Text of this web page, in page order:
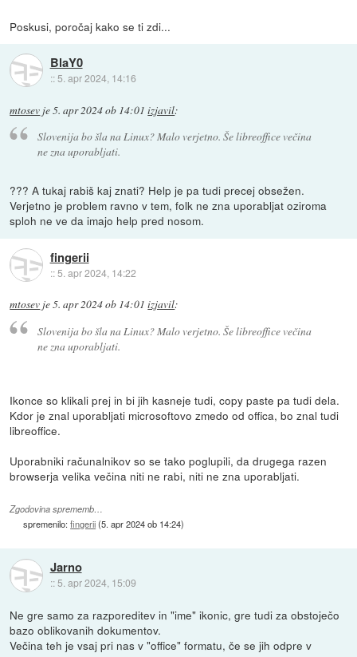
Poskusi, poročaj kako se ti zdi...
BlaY0
:: 5. apr 2024, 14:16
mtosev je5. apr 2024 ob 14:01 izjavil:
Slovenija bo šla na Linux? Malo verjetno. Še libreoffice večina
ne zna uporabljati.
??? A tukaj rabiš kaj znati? Help je pa tudi precej obsežen.
Verjetno je problem ravno v tem, folk ne zna uporabljat oziroma
sploh ne ve da imajo help pred nosom.
fingerii
::5. apr 2024, 14:22
mtosev je5. apr 2024 ob 14:01 izjavil:
Slovenija bo šla na Linux? Malo verjetno. Še libreoffice večina
ne zna uporabljati.
Ikonce so klikali prej in bi jih kasneje tudi, copy paste pa tudi dela.
Kdor je znal uporabljati microsoftovo zmedo od offica, bo znal tudi
libreoffice.
Uporabniki računalnikov so se tako poglupili, da drugega razen
browserja velika večina niti ne rabi, niti ne zna uporabljati.
Zgodovina sprememb…
spremenilo:fingerii(5. apr 2024 ob 14:24)
Jarno
:: 5. apr 2024, 15:09
Ne gre samo za razporeditev in "ime" ikonic, gre tudi za obstoječo
bazo oblikovanih dokumentov.
Večina teh je vsaj pri nas v "office" formatu, če se jih odpre v